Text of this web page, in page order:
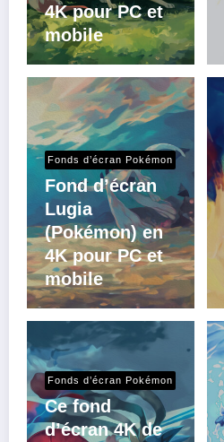
4K pour PC et
mobile
Fonds d’écran Pokémon
Fond d’écran
Lugia
(Pokémon) en
4K pour PC et
mobile
Fonds d’écran Pokémon
Ce fond
d’écran 4K de